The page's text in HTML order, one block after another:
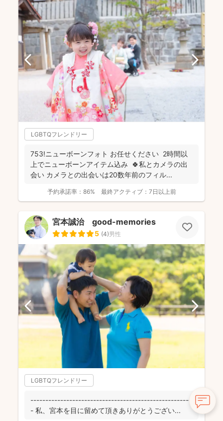
LGBTQフレンドリー
753!ニューボーンフォト お任せください 2時間以
上でニューボーンアイテム込み 🍀私とカメラの出
会い カメラとの出会いは20数年前のフィル...
予約承諾率： 86% 最終アクティブ： 7日以上前
宮本誠治 good-memories
5 (4)男性
LGBTQフレンドリー
------------------------------------------------------
- 私、宮本を目に留めて頂きありがとうござい...